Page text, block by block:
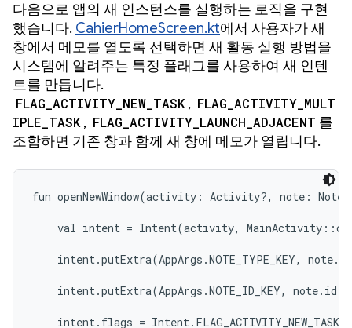
다음으로 앱의 새 인스턴스를 실행하는 로직을 구현
했습니다. CahierHomeScreen.kt에서 사용자가 새
창에서 메모를 열도록 선택하면 새 활동 실행 방법을
시스템에 알려주는 특정 플래그를 사용하여 새 인텐
트를 만듭니다.
FLAG_ACTIVITY_NEW_TASK , FLAG_ACTIVITY_MULT
IPLE_TASK , FLAG_ACTIVITY_LAUNCH_ADJACENT 를
조합하면 기존 창과 함께 새 창에 메모가 열립니다.
fun openNewWindow(activity: Activity?, note:
val intent = Intent(activity,
intent.putExtra(AppArgs.NOTE_TYPE_KEY,
intent.putExtra(AppArgs.NOTE_ID_KEY, note.id)
intent.flags = Intent.FLAG_ACTIVITY_NEW_TASK